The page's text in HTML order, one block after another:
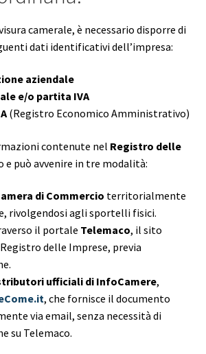
camerale, è necessario disporre di
dati identificativi dell’impresa:
aziendale
e/o partita IVA
(Registro Economico Amministrativo)
contenute nel Registro delle
e può avvenire in tre modalità:
di Commercio territorialmente
rivolgendosi agli sportelli fisici.
il portale Telemaco, il sito
delle Imprese, previa
ufficiali di InfoCamere,
, che fornisce il documento
via email, senza necessità di
su Telemaco.